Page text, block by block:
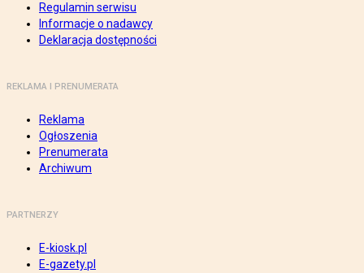
Regulamin serwisu
Informacje o nadawcy
Deklaracja dostępności
REKLAMA I PRENUMERATA
Reklama
Ogłoszenia
Prenumerata
Archiwum
PARTNERZY
E-kiosk.pl
E-gazety.pl